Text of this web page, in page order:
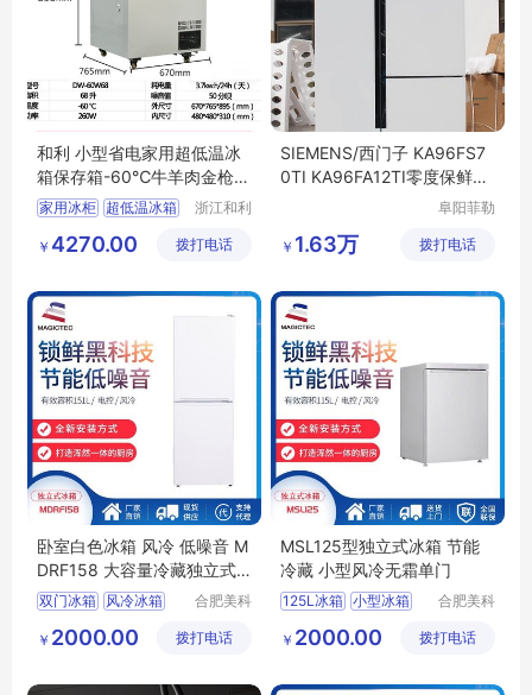
和利 小型省电家用超低温冰
箱保存箱-60℃牛羊肉金枪鱼
冷柜DW-W68
家用冰柜 超低温冰箱
浙江和利
有限公司
￥ 4270.00 拨打电话
SIEMENS/西门子 KA96FS7
0TI KA96FA12TI零度保鲜对
阜阳菲勒
公司
￥ 1.63万 拨打电话
卧室白色冰箱 风冷 低噪音 M
DRF158 大容量冷藏独立式
节能电冰箱
双门冰箱
风冷冰箱
智能冰箱
合肥美科
有限公司
￥ 2000.00 拨打电话
MSL125型独立式冰箱 节能
冷藏 小型风冷无霜单门
125L冰箱 小型冰箱
单门冷藏冰箱
合肥美科
有限公司
￥ 2000.00 拨打电话